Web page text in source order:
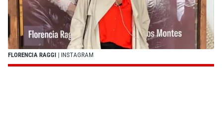
FLORENCIA RAGGI | INSTAGRAM